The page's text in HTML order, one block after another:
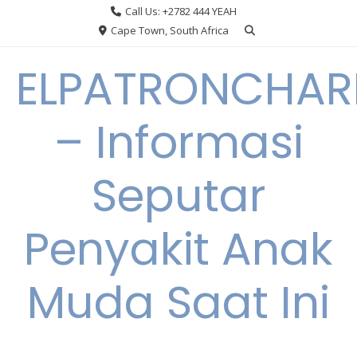
Call Us: +2782 444 YEAH
Cape Town, South Africa
– Informasi
Seputar
Penyakit Anak
Muda Saat Ini